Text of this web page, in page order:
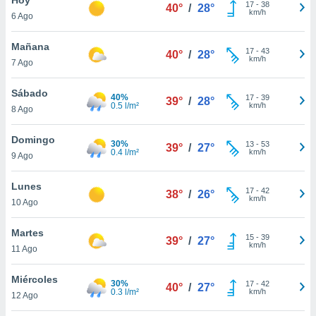
en
más
nuestra
de
cookies
aceptar
6 Ago
40° / 28° 17- 38
km/h
Mañana
7 Ago
40° / 28° 17- 43
km/h
Sábado
8 Ago
40%
0.5 l/m²
39° / 28° 17- 39
km/h
Domingo
9 Ago
30%
0.4 l/m²
39° / 27° 13- 53
km/h
Lunes
10 Ago
38° / 26° 17- 42
km/h
Martes
11 Ago
39° / 27° 15- 39
km/h
Miércoles
12 Ago
30%
0.3 l/m²
40° / 27° 17- 42
km/h